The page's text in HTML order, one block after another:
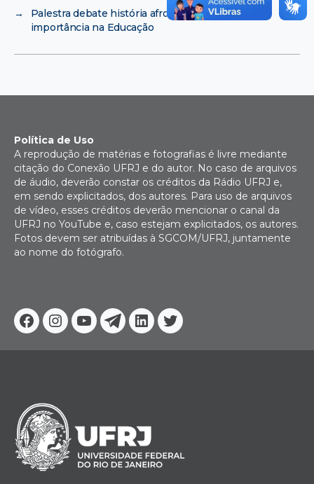
→
Palestra debate história afro-brasileira e sua
importância na Educação
Facebook
Instagram
YoutubeTelegram
Linkedin
Twitter
Política de Uso
A reprodução de matérias e fotografias é livre mediante
citação do Conexão UFRJ e do autor. No caso de arquivos
de áudio, deverão constar os créditos da Rádio UFRJ e,
em sendo explicitados, dos autores. Para uso de arquivos
de vídeo, esses créditos deverão mencionar o canal da
UFRJ no YouTube e, caso estejam explicitados, os autores.
Fotos devem ser atribuídas à SGCOM/UFRJ, juntamente
ao nome do fotógrafo.